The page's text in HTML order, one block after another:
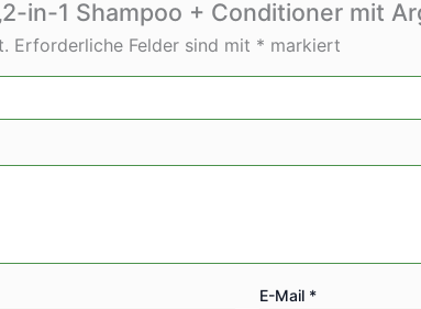
in-1 Shampoo + Conditioner mit
Erforderliche Felder sind mit * markiert
E-Mail *